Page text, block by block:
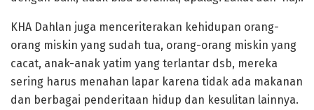
KHA Dahlan juga menceriterakan kehidupan orang-
orang miskin yang sudah tua, orang-orang miskin yang
cacat, anak-anak yatim yang terlantar dsb, mereka
sering harus menahan lapar karena tidak ada makanan
dan berbagai penderitaan hidup dan kesulitan lainnya.